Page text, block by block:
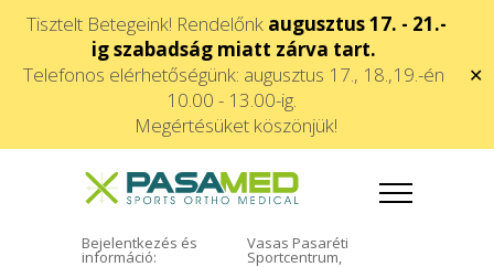
Tisztelt Betegeink! Rendelőnk augusztus 17. - 21.-
ig szabadság miatt zárva tart.
Telefonos elérhetőségünk: augusztus 17., 18.,19.-én
10.00 - 13.00-ig.
Megértésüket köszönjük!
✕
Bejelentkezés és
információ:
Vasas Pasaréti
Sportcentrum,